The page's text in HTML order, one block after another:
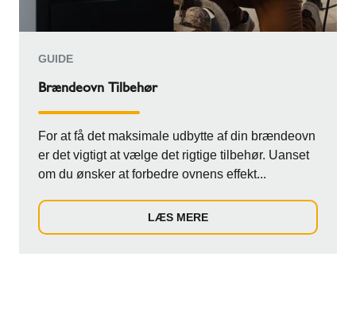
GUIDE
Brændeovn Tilbehør
For at få det maksimale udbytte af din brændeovn
er det vigtigt at vælge det rigtige tilbehør. Uanset
om du ønsker at forbedre ovnens effekt...
LÆS MERE